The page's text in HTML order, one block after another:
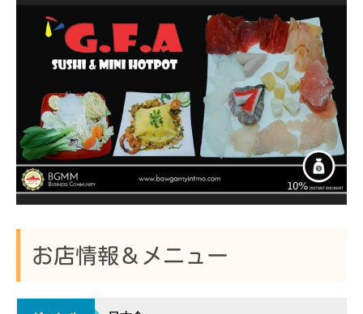
お店情報＆メニュー